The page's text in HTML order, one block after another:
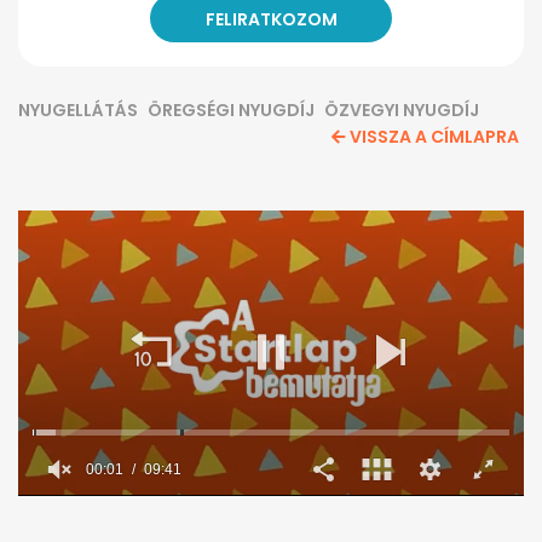
NYUGELLÁTÁS ÖREGSÉGI NYUGDÍJ ÖZVEGYI NYUGDÍJ
VISSZA A CÍMLAPRA